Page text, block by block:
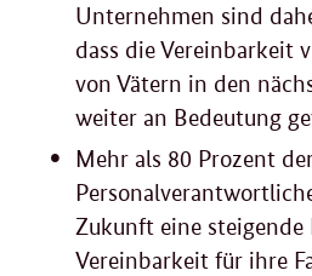
Unternehmen sind
dass die Vereinbarkeit
von Vätern in den
weiter an Bedeutung
Mehr als 80 Prozent
Zukunft eine steigende
Vereinbarkeit für ihre